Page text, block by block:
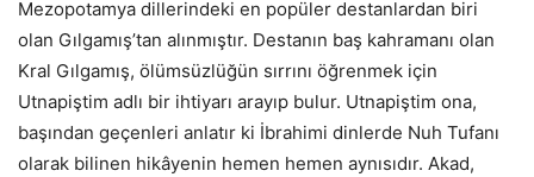
Mezopotamya dillerindeki en popüler destanlardan biri
olan Gılgamış’tan alınmıştır. Destanın baş kahramanı olan
Kral Gılgamış, ölümsüzlüğün sırrını öğrenmek için
Utnapiştim adlı bir ihtiyarı arayıp bulur. Utnapiştim ona,
başından geçenleri anlatır ki İbrahimi dinlerde Nuh Tufanı
olarak bilinen hikâyenin hemen hemen aynısıdır. Akad,